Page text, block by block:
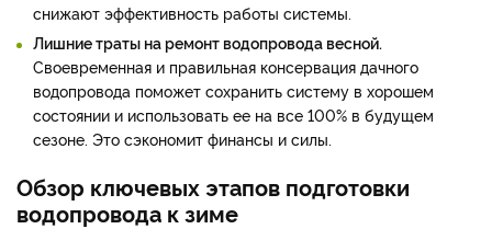
снижают эффективность работы системы.
Лишние траты на ремонт водопровода весной.
Своевременная и правильная консервация дачного
водопровода поможет сохранить систему в хорошем
состоянии и использовать ее на все 100% в будущем
сезоне. Это сэкономит финансы и силы.
Обзор ключевых этапов подготовки
водопровода к зиме